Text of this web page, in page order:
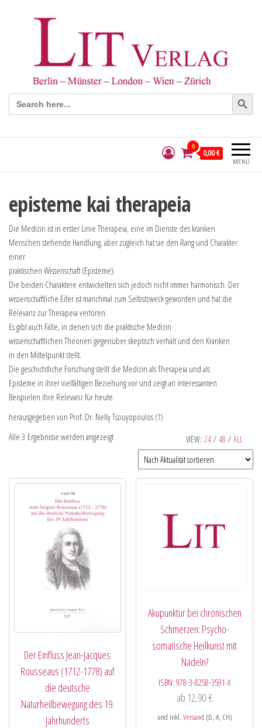
Search
for:
Search Button
MENÜ
0
0,00 €
episteme kai therapeia
Die Medizin ist in erster Linie Therapeia, eine im Dienste des kranken
Menschen stehende Handlung, aber zugleich hat sie den Rang und Charakter
einer
praktischen Wissenschaft (Episteme).
Die beiden Charaktere entwickelten sich jedoch nicht immer harmonisch. Der
wissenschaftliche Eifer ist manchmal zum Selbstzweck geworden und hat die
Relevanz zur Therapeia verloren.
Es gibt auch Fälle, in denen sich die praktische Medizin
wissenschaftlichen Theorien gegenüber skeptisch verhält und den Kranken
in den Mittelpunkt stellt.
Die geschichtliche Forschung stellt die Medizin als Therapeia und als
Episteme in ihrer vielfältigen Beziehung vor und zeigt an interessanten
Beispielen ihre Relevanz für heute.
herausgegeben von Prof. Dr. Nelly Tsouyopoulos (†)
VIEW: 24 / 48 / ALL
Alle 3 Ergebnisse werden angezeigt
Der Einfluss Jean-Jacques
Rousseaus (1712-1778) auf
die deutsche
Naturheilbewegung des 19.
Jahrhunderts
Akupunktur bei chronischen
Schmerzen: Psycho-
somatische Heilkunst mit
Nadeln?
ISBN:978-3-8258-3591-X
ab 12,90 €
und inkl. Versand (D, A, CH)